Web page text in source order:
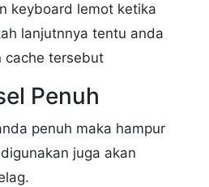
keyboard lemot ketika
lanjutnnya tentu anda
cache tersebut
Penuh
penuh maka hampur
juga akan